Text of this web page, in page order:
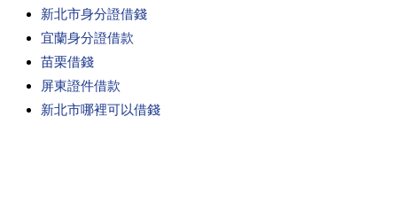
新北市身分證借錢
宜蘭身分證借款
苗栗借錢
屏東證件借款
新北市哪裡可以借錢